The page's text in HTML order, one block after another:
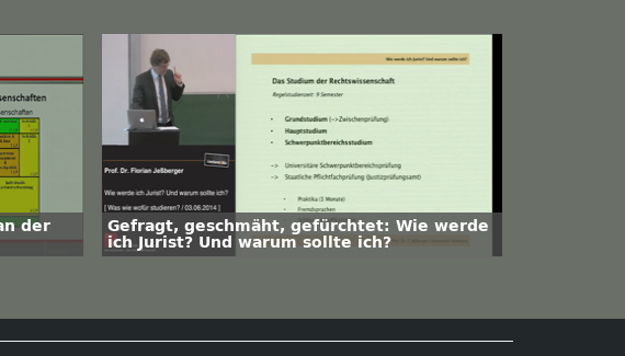
der
Gefragt, geschmäht, gefürchtet: Wie werde
ich Jurist? Und warum sollte ich?